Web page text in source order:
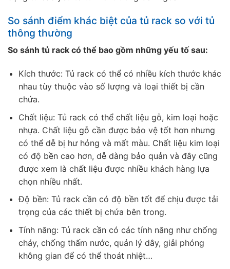
So sánh điểm khác biệt của tủ rack so với tủ
thông thường
So sánh tủ rack có thể bao gồm những yếu tố sau:
Kích thước: Tủ rack có thể có nhiều kích thước khác
nhau tùy thuộc vào số lượng và loại thiết bị cần
chứa.
Chất liệu: Tủ rack có thể chất liệu gỗ, kim loại hoặc
nhựa. Chất liệu gỗ cần được bảo vệ tốt hơn nhưng
có thể dễ bị hư hỏng và mất màu. Chất liệu kim loại
có độ bền cao hơn, dễ dàng bảo quản và đây cũng
được xem là chất liệu được nhiều khách hàng lựa
chọn nhiều nhất.
Độ bền: Tủ rack cần có độ bền tốt để chịu được tải
trọng của các thiết bị chứa bên trong.
Tính năng: Tủ rack cần có các tính năng như chống
cháy, chống thấm nước, quản lý dây, giải phóng
không gian để có thể thoát nhiệt…